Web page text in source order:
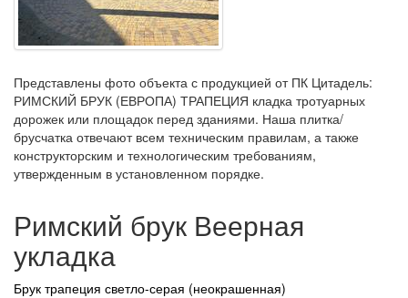
Представлены фото объекта с продукцией от ПК Цитадель:
РИМСКИЙ БРУК (ЕВРОПА) ТРАПЕЦИЯ кладка тротуарных
дорожек или площадок перед зданиями. Наша плитка/
брусчатка отвечают всем техническим правилам, а также
конструкторским и технологическим требованиям,
утвержденным в установленном порядке.
Римский брук Веерная
укладка
Брук трапеция светло-серая (неокрашенная)